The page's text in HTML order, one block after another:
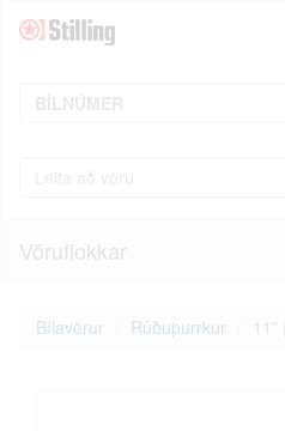
Vöruflokkar
Bílavörur Rúðuþurrkur 11"